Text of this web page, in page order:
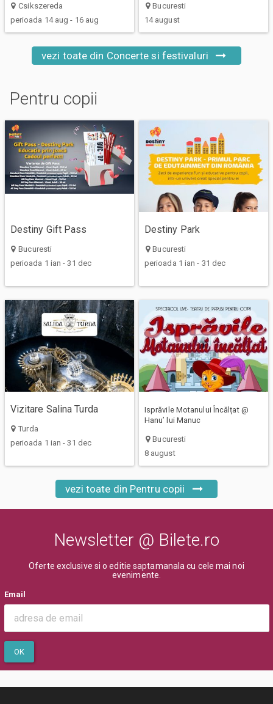
Csikszereda
perioada 14 aug - 16 aug
Bucuresti
14 august
vezi toate din Concerte si festivaluri
Pentru copii
Destiny Gift Pass
Bucuresti
perioada 1 ian - 31 dec
Destiny Park
Bucuresti
perioada 1 ian - 31 dec
Vizitare Salina Turda
Turda
perioada 1 ian - 31 dec
Isprăvile Motanului Încălțat @
Hanu’ lui Manuc
Bucuresti
8 august
vezi toate din Pentru copii
Newsletter @ Bilete.ro
Oferte exclusive si o editie saptamanala cu cele mai noi
evenimente.
Email
OK